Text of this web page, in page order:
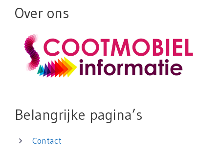
Over ons
Belangrijke pagina’s
Contact